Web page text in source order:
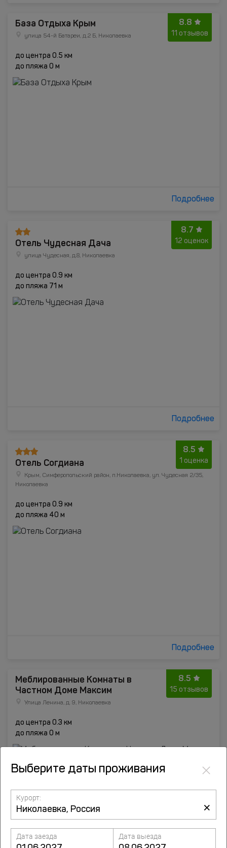
8.8
11 отзывов
База Отдыха Крым
улица 54-й Батареи, д.2 Б, Николаевка
до центра 0.5 км
до пляжа 0 м
Подробнее
8.7
12 оценок
Отель Чудесная Дача
улица Чудесная, д.8, Николаевка
до центра 0.9 км
до пляжа 71 м
Подробнее
8.5
1 оценка
Отель Согдиана
Крым, Симферопольский район, п.Николаевка, ул. Чудесная 2/35,
Николаевка
до центра 0.9 км
до пляжа 40 м
Подробнее
8.5
15 отзывов
Меблированные Комнаты в
Частном Доме Максим
Улица Ленина, д. 9, Николаевка
до центра 0.3 км
до пляжа 0 м
Выберите даты проживания ×
Курорт:
×
Дата заезда Дата выезда